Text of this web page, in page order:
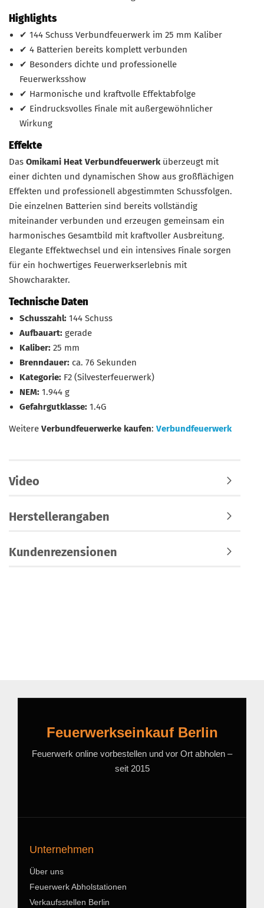
Highlights
✔ 144 Schuss Verbundfeuerwerk im 25 mm Kaliber
✔ 4 Batterien bereits komplett verbunden
✔ Besonders dichte und professionelle
Feuerwerksshow
✔ Harmonische und kraftvolle Effektabfolge
✔ Eindrucksvolles Finale mit außergewöhnlicher
Wirkung
Effekte
Das Omikami Heat Verbundfeuerwerküberzeugt mit
einer dichten und dynamischen Show aus großflächigen
Effekten und professionell abgestimmten Schussfolgen.
Die einzelnen Batterien sind bereits vollständig
miteinander verbunden und erzeugen gemeinsam ein
harmonisches Gesamtbild mit kraftvoller Ausbreitung.
Elegante Effektwechsel und ein intensives Finale sorgen
für ein hochwertiges Feuerwerkserlebnis mit
Showcharakter.
Technische Daten
Schusszahl: 144 Schuss
Aufbauart: gerade
Kaliber: 25 mm
Brenndauer: ca. 76 Sekunden
Kategorie: F2 (Silvesterfeuerwerk)
NEM: 1.944 g
Gefahrgutklasse: 1.4G
Weitere Verbundfeuerwerke kaufen: Verbundfeuerwerk
Video
Herstellerangaben
Kundenrezensionen
Feuerwerkseinkauf Berlin
Feuerwerk online vorbestellen und vor Ort abholen –
seit 2015
Unternehmen
Über uns
Feuerwerk Abholstationen
Verkaufsstellen Berlin